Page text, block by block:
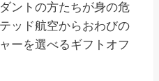
ントの方たちが身の危
ッド航空からおわびの
ーを選べるギフトオフ